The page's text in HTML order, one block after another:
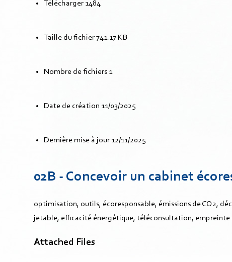
Télécharger 1484
Taille du fichier741.17 KB
Nombre de fichiers 1
Date de création 11/03/2025
Dernière mise à jour 12/11/2025
02B - Concevoir un cabinet
optimisation, outils, écoresponsable, émissions de CO2,
jetable, efficacité énergétique, téléconsultation, empreinte
Attached Files